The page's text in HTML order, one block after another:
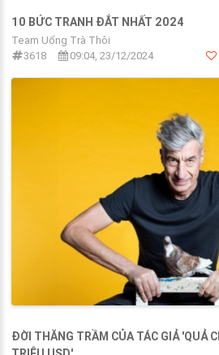
10 BỨC TRANH ĐẮT NHẤT 2024
Team Uống Trà Thôi
3618
09:04, 23/12/2024
ĐỜI THĂNG TRẦM CỦA TÁC GIẢ 'QUẢ